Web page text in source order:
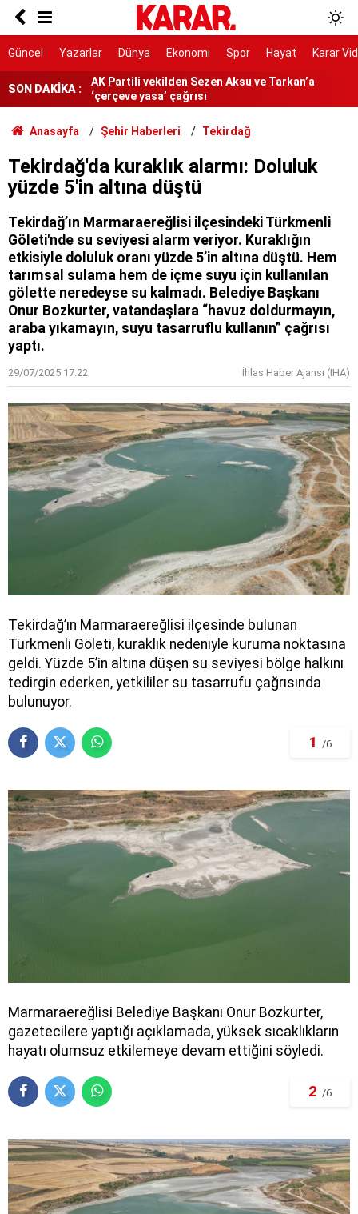
Güncel Yazarlar Dünya Ekonomi Spor Hayat Karar
SON DAKİKA :
'Gerçek barış kanun çıkarmakla kurulmaz'
‘çerçeve yasa’ çağrısı
Avusturya Şansölyesi Stocker yarın Türkiye'ye
geliyor
En sıcak saatlerde çalışma kısıtlansın
Üniversite kapıları ardına kadar açıldı: 2026
öğrenci affı resmen çıktı mı, kimler geri
dönebilecek?
Çorum'da akrabalar arasında 'kız kaçırma'
'Siyasi iradeyi ortaya koydular'
'Sadece silah bırakmak yetmez'
Anasayfa Şehir Haberleri Tekirdağ
Tekirdağ'da kuraklık alarmı: Doluluk
yüzde 5'in altına düştü
Tekirdağ’ın Marmaraereğlisi ilçesindeki Türkmenli
Göleti'nde su seviyesi alarm veriyor. Kuraklığın
etkisiyle doluluk oranı yüzde 5’in altına düştü. Hem
tarımsal sulama hem de içme suyu için kullanılan
gölette neredeyse su kalmadı. Belediye Başkanı
Onur Bozkurter, vatandaşlara “havuz doldurmayın,
araba yıkamayın, suyu tasarruflu kullanın” çağrısı
yaptı.
29/07/2025 17:22 İhlas Haber Ajansı (IHA)
Tekirdağ’ın Marmaraereğlisi ilçesinde bulunan
Türkmenli Göleti, kuraklık nedeniyle kuruma noktasına
geldi. Yüzde 5’in altına düşen su seviyesi bölge halkını
tedirgin ederken, yetkililer su tasarrufu çağrısında
bulunuyor.
1 /6
Marmaraereğlisi Belediye Başkanı Onur Bozkurter,
gazetecilere yaptığı açıklamada, yüksek sıcaklıkların
hayatı olumsuz etkilemeye devam ettiğini söyledi.
2 /6